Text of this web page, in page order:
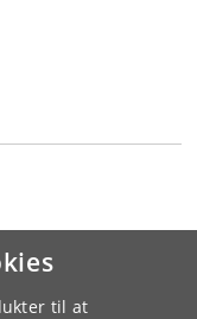
til at